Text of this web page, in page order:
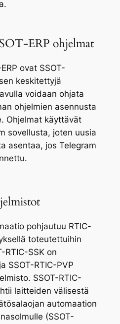
ERP ohjelmat
ovat SSOT-
keskitettyjä
voidaan ohjata
ohjelmien asennusta
Ohjelmat käyttävät
sovellusta, joten uusia
asentaa, jos Telegram
pohjautuu RTIC-
toteutettuihin
RTIC-SSK on
SSOT-RTIC-PVP
SSOT-RTIC-
laitteiden välisestä
automaation
(SSOT-